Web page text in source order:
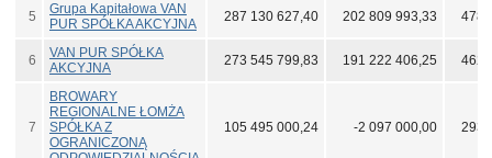
5
Grupa Kapitałowa VAN
PUR SPÓŁKA AKCYJNA
287 130 627,40 202 809 993,33 478
6
VAN PUR SPÓŁKA
AKCYJNA
273 545 799,83 191 222 406,25 462
7
BROWARY
REGIONALNE ŁOMŻA
SPÓŁKA Z
OGRANICZONĄ
105 495 000,24 -2 097 000,00 293